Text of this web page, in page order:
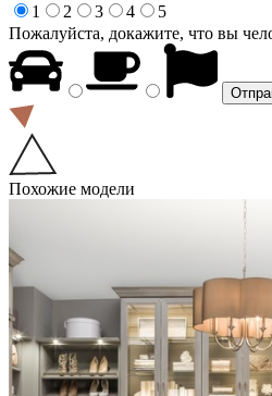
1
2 3 4
5
Пожалуйста, докажите, что вы
Похожие модели